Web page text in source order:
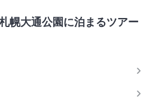
幌大通公園に泊まるツアー